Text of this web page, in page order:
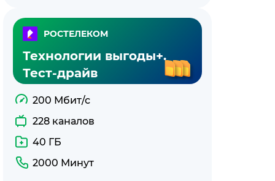
РОСТЕЛЕКОМ
Технологии выгоды+.
Тест-драйв
200 Мбит/с
228 каналов
40 ГБ
2000 Минут